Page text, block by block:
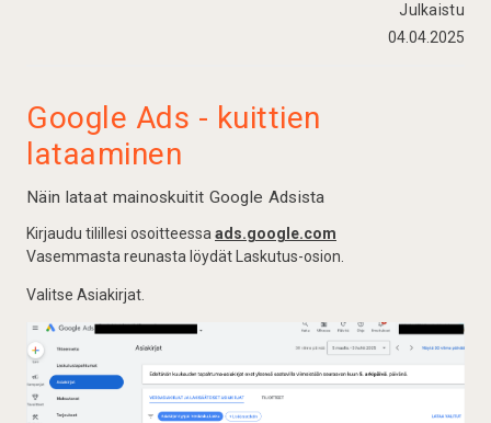
Julkaistu
04.04.2025
Google Ads - kuittien
lataaminen
Näin lataat mainoskuitit Google Adsista
Kirjaudu tilillesi osoitteessa ads.google.com
Vasemmasta reunasta löydät Laskutus-osion.
Valitse Asiakirjat.